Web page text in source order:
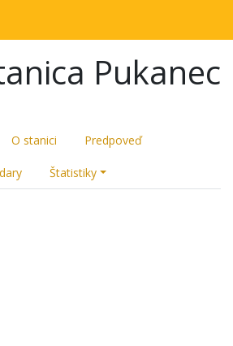
Pukanec
O stanici Predpoveď
Štatistiky